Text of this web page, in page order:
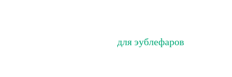
для эублефаров